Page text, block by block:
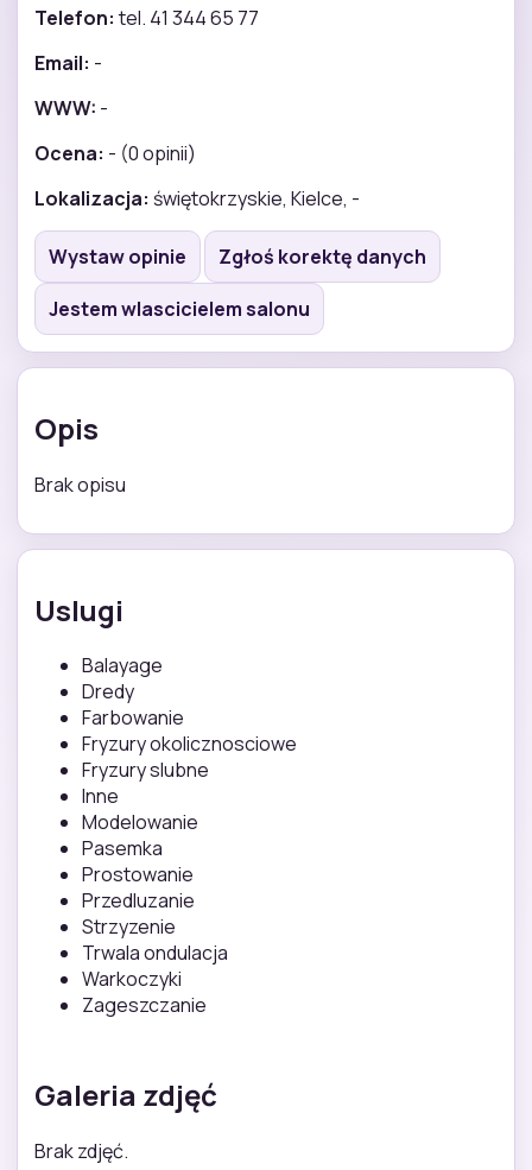
Telefon: tel. 41 344 65 77
Email: -
WWW: -
Ocena: - (0 opinii)
Lokalizacja: świętokrzyskie, Kielce, -
Wystaw opinie
Zgłoś korektę danych
Jestem wlascicielem salonu
Opis
Brak opisu
Uslugi
Balayage
Dredy
Farbowanie
Fryzury okolicznosciowe
Fryzury slubne
Inne
Modelowanie
Pasemka
Prostowanie
Przedluzanie
Strzyzenie
Trwala ondulacja
Warkoczyki
Zageszczanie
Galeria zdjęć
Brak zdjęć.